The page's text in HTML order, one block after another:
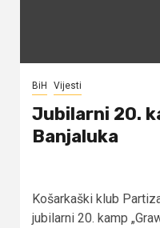
BiH Vijesti
Jubilarni 20.
Banjaluka
Košarkaški klub
jubilarni 20. kamp